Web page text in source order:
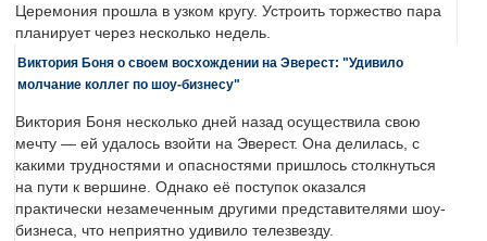
Церемония прошла в узком кругу. Устроить торжество пара
планирует через несколько недель.
Виктория Боня о своем восхождении на Эверест: "Удивило
молчание коллег по шоу-бизнесу"
Виктория Боня несколько дней назад осуществила свою
мечту — ей удалось взойти на Эверест. Она делилась, с
какими трудностями и опасностями пришлось столкнуться
на пути к вершине. Однако её поступок оказался
практически незамеченным другими представителями шоу-
бизнеса, что неприятно удивило телезвезду.